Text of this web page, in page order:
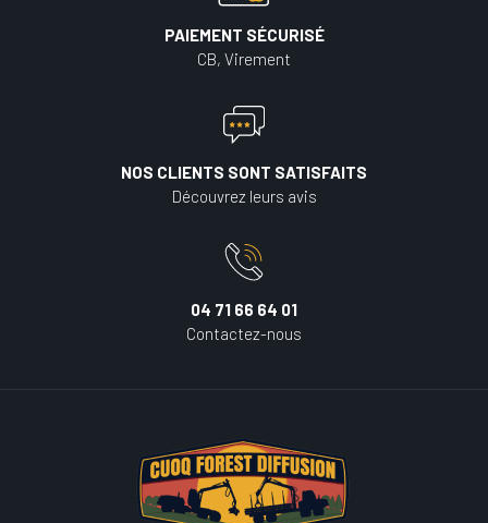
PAIEMENT SÉCURISÉ
CB, Virement
NOS CLIENTS SONT SATISFAITS
Découvrez leurs avis
04 71 66 64 01
Contactez-nous